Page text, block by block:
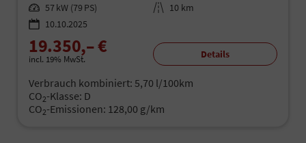
Leistung 57 kW (79 PS) Kilometerstand 10 km
10.10.2025
19.350,– €
incl. 19% MwSt. Details
Verbrauch kombiniert: 5,70 l/100km
CO2-Klasse: D
CO2-Emissionen: 128,00 g/km